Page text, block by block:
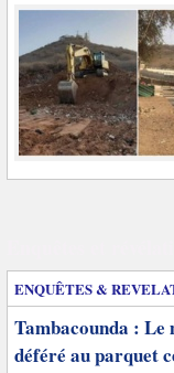
ENQUÊTES &
Tambacounda :
déféré au parquet